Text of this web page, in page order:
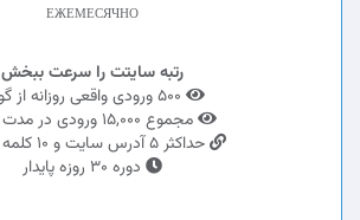
ЕЖЕМЕСЯЧНО
رتبه سایتت را سرعت ببخش
مجموع 15,000 ورودی در مدت دوره
حداکثر 5 آدرس سایت و 10 کلمه کلیدی
دوره 30 روزه پایدار